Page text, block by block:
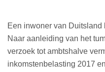
Een inwoner van
Naar aanleiding van het
verzoek tot ambtshalve
inkomstenbelasting 2017